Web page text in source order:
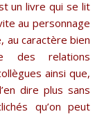
un livre qui se lit
au personnage
au caractère bien
des relations
ainsi que,
dire plus sans
qu’on peut